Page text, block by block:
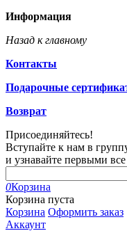
Информация
Назад к главному
Контакты
Подарочные
Возврат
Присоединяйтесь!
Вступайте к нам в
и узнавайте первыми
0Корзина
Корзина пуста
Корзина Оформить заказ
Аккаунт